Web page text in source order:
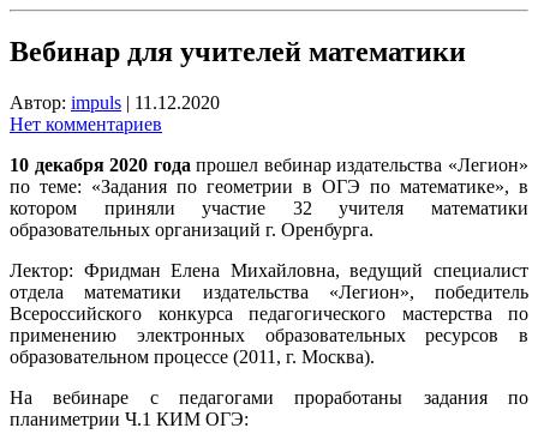
Вебинар для учителей математики
Автор: impuls | 11.12.2020
Нет комментариев
10 декабря 2020 года прошел вебинар издательства «Легион»
по теме: «Задания по геометрии в ОГЭ по математике», в
котором приняли участие 32 учителя математики
образовательных организаций г. Оренбурга.
Лектор: Фридман Елена Михайловна, ведущий специалист
отдела математики издательства «Легион», победитель
Всероссийского конкурса педагогического мастерства по
применению электронных образовательных ресурсов в
образовательном процессе (2011, г. Москва).
На вебинаре с педагогами проработаны задания по
планиметрии Ч.1 КИМ ОГЭ: